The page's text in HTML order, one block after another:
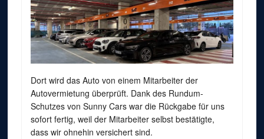
Dort wird das Auto von einem Mitarbeiter der
Autovermietung überprüft. Dank des Rundum-
Schutzes von Sunny Cars war die Rückgabe für uns
sofort fertig, weil der Mitarbeiter selbst bestätigte,
dass wir ohnehin versichert sind.